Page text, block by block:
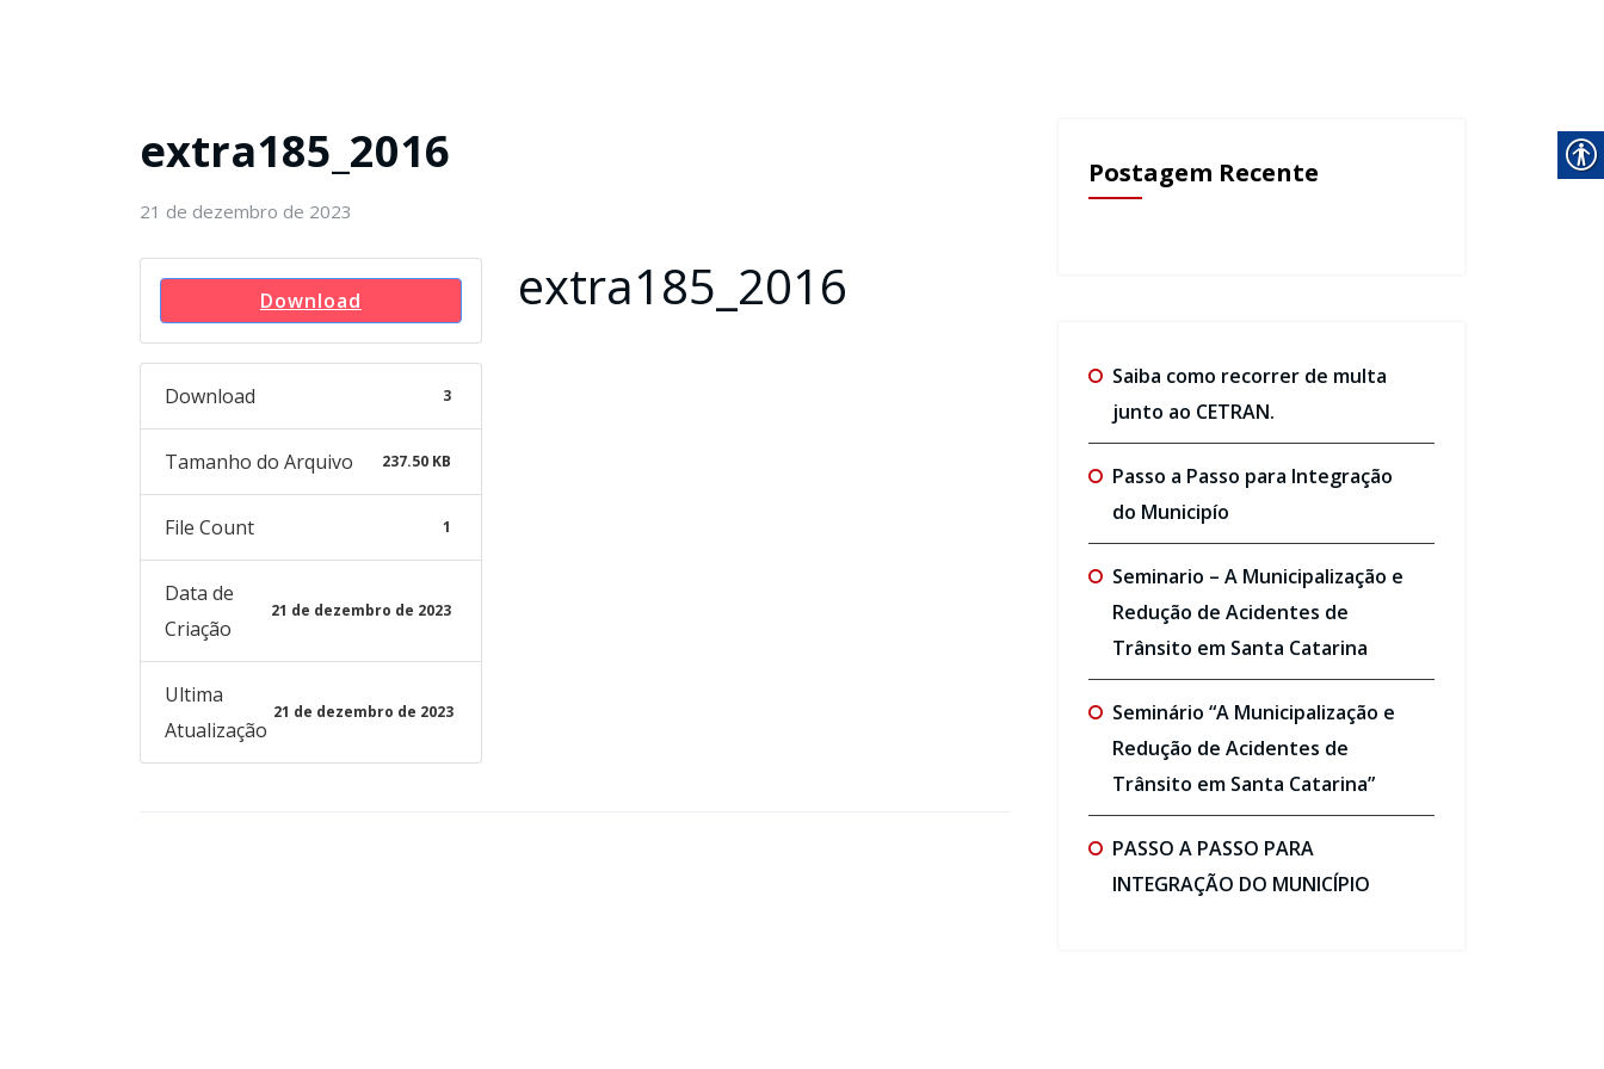
extra185_2016
21 de dezembro de 2023
Download
Download 3
Tamanho do Arquivo 237.50 KB
File Count 1
Data de
Criação
21 de dezembro de 2023
Ultima
Atualização
21 de dezembro de 2023
extra185_2016
Postagem Recente
Saiba como recorrer de multa
junto ao CETRAN.
Passo a Passo para Integração
do Municipío
Seminario – A Municipalização e
Redução de Acidentes de
Trânsito em Santa Catarina
Seminário “A Municipalização e
Redução de Acidentes de
Trânsito em Santa Catarina”
PASSO A PASSO PARA
INTEGRAÇÃO DO MUNICÍPIO